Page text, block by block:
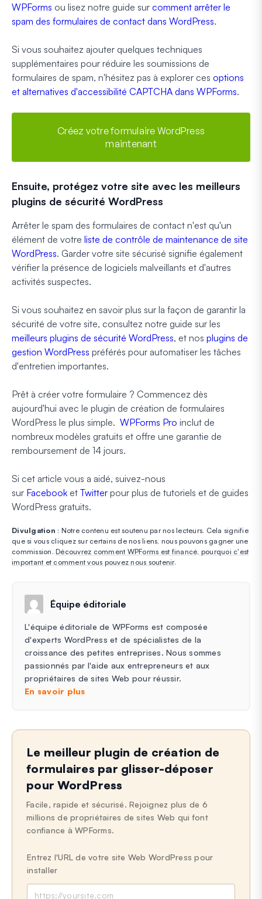
WPForms ou lisez notre guide sur comment arrêter le
spam des formulaires de contact dans WordPress.
Si vous souhaitez ajouter quelques techniques
supplémentaires pour réduire les soumissions de
formulaires de spam, n'hésitez pas à explorer ces options
et alternatives d'accessibilité CAPTCHA dans WPForms.
Créez votre formulaire WordPress
maintenant
Ensuite, protégez votre site avec les meilleurs
plugins de sécurité WordPress
Arrêter le spam des formulaires de contact n'est qu'un
élément de votre liste de contrôle de maintenance de site
WordPress. Garder votre site sécurisé signifie également
vérifier la présence de logiciels malveillants et d'autres
activités suspectes.
Si vous souhaitez en savoir plus sur la façon de garantir la
sécurité de votre site, consultez notre guide sur les
meilleurs plugins de sécurité WordPress, et nos plugins de
gestion WordPress préférés pour automatiser les tâches
d'entretien importantes.
Prêt à créer votre formulaire ? Commencez dès
aujourd'hui avec le plugin de création de formulaires
WordPress le plus simple. WPForms Pro inclut de
nombreux modèles gratuits et offre une garantie de
remboursement de 14 jours.
Si cet article vous a aidé, suivez-nous
sur Facebook et Twitter pour plus de tutoriels et de guides
WordPress gratuits.
Divulgation : Notre contenu est soutenu par nos lecteurs. Cela signifie
que si vous cliquez sur certains de nos liens, nous pouvons gagner une
commission. Découvrez comment WPForms est financé, pourquoi c'est
important et comment vous pouvez nous soutenir.
Équipe éditoriale
L'équipe éditoriale de WPForms est composée
d'experts WordPress et de spécialistes de la
croissance des petites entreprises. Nous sommes
passionnés par l'aide aux entrepreneurs et aux
propriétaires de sites Web pour réussir.
En savoir plus
Le meilleur plugin de création de
formulaires par glisser-déposer
pour WordPress
Facile, rapide et sécurisé. Rejoignez plus de 6
millions de propriétaires de sites Web qui font
confiance à WPForms.
Entrez l'URL de votre site Web WordPress pour
installer